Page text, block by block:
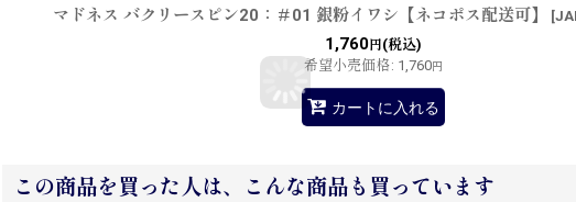
マドネス バクリースピン20：＃01 銀粉イワシ【ネコポス配送可】 [
1,760円(税込)
希望小売価格: 1,760円
カートに入れる
この商品を買った人は、こんな商品も買っています